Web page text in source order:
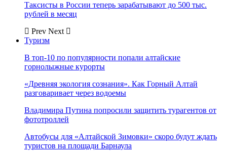
Таксисты в России теперь зарабатывают до 500 тыс.
рублей в месяц
Prev Next
Туризм
В топ-10 по популярности попали алтайские
горнолыжные курорты
«Древняя экология сознания». Как Горный Алтай
разговаривает через водоемы
Владимира Путина попросили защитить турагентов от
фототроллей
Автобусы для «Алтайской Зимовки» скоро будут ждать
туристов на площади Барнаула